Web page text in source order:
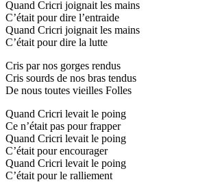
Quand Cricri joignait les mains
C’était pour dire l’entraide
Quand Cricri joignait les mains
C’était pour dire la lutte
Cris par nos gorges rendus
Cris sourds de nos bras tendus
De nous toutes vieilles Folles
Quand Cricri levait le poing
Ce n’était pas pour frapper
Quand Cricri levait le poing
C’était pour encourager
Quand Cricri levait le poing
C’était pour le ralliement